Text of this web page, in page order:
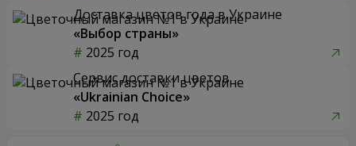
Доставка цветов года в Украине
«Выбор страны»
2025 год
Сервис доставки цветов
«Ukrainian Choice»
2025 год